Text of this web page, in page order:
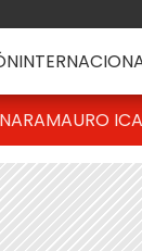
MAURO